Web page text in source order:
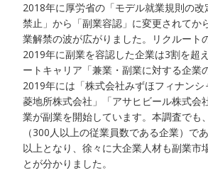
2018年に厚労省の「モデル就業規則の
禁止」から「副業容認」に変更されてか
業解禁の波が広がりました。リクルート
2019年に副業を容認した企業は3割を超
ートキャリア「兼業・副業に対する企業
2019年には「株式会社みずほフィナン
菱地所株式会社」「アサヒビール株式会
業が副業を開始しています。本調査でも
（300人以上の従業員数である企業）で
以上となり、徐々に大企業人材も副業市
とが分かりました。